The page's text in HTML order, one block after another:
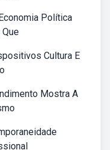
Política
Cultura E
Mostra A